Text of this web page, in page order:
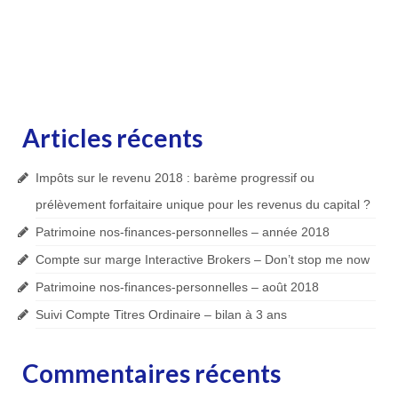
Articles récents
Impôts sur le revenu 2018 : barème progressif ou
prélèvement forfaitaire unique pour les revenus du capital ?
Patrimoine nos-finances-personnelles – année 2018
Compte sur marge Interactive Brokers – Don’t stop me now
Patrimoine nos-finances-personnelles – août 2018
Suivi Compte Titres Ordinaire – bilan à 3 ans
Commentaires récents